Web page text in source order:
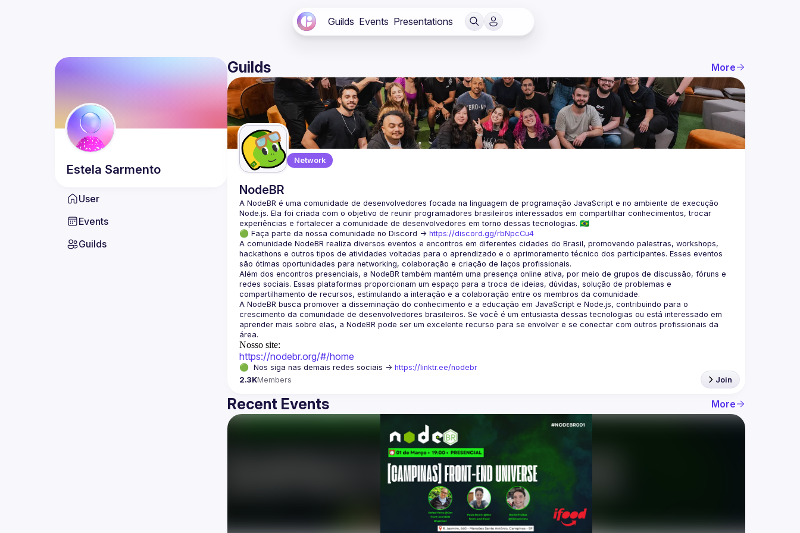
Guilds Events Presentations
Estela Sarmento
User
Events
Guilds
Guilds More
Network
NodeBR
A NodeBR é uma comunidade de desenvolvedores focada na linguagem de programação JavaScript e no ambiente de execução
Node.js. Ela foi criada com o objetivo de reunir programadores brasileiros interessados em compartilhar conhecimentos, trocar
🟢 Faça parte da nossa comunidade no Discord -> https://discord.gg/rbNpcCu4
A comunidade NodeBR realiza diversos eventos e encontros em diferentes cidades do Brasil, promovendo palestras, workshops,
hackathons e outros tipos de atividades voltadas para o aprendizado e o aprimoramento técnico dos participantes. Esses eventos
Além dos encontros presenciais, a NodeBR também mantém uma presença online ativa, por meio de grupos de discussão, fóruns e
redes sociais. Essas plataformas proporcionam um espaço para a troca de ideias, dúvidas, solução de problemas e
A NodeBR busca promover a disseminação do conhecimento e a educação em JavaScript e Node.js, contribuindo para o
crescimento da comunidade de desenvolvedores brasileiros. Se você é um entusiasta dessas tecnologias ou está interessado em
aprender mais sobre elas, a NodeBR pode ser um excelente recurso para se envolver e se conectar com outros profissionais da
Nosso site:
https://nodebr.org/#/home
🟢  Nos siga nas demais redes sociais -> https://linktr.ee/nodebr
2.3KMembers Join
Recent Events More